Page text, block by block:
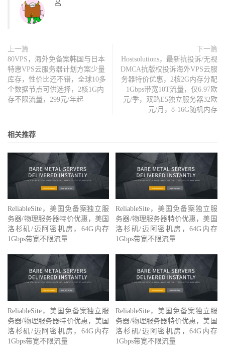
上一篇
80VPS，海外免备案韩国与日本
特惠VPS云服务器计划方案少量
库存，性价比还不错，全球10多
个数据节点可供选择，2核1G内
存不限流量，299元/年起
下一篇
Hostsolutions，最新抗投诉/无视
DMCA抗版权投诉海外VPS云服
务器特价优惠，2核2G内存分配
1Gbps带宽10T流量，仅6.97欧
元/季，双路E5独立服务器32欧
元/月，8-16G随机内存
相关推荐
ReliableSite，美国免备案独立服
务器/物理服务器特价优惠，美国
洛杉矶/迈阿密机房，64G内存
1Gbps带宽不限流量
ReliableSite，美国免备案独立服
务器/物理服务器特价优惠，美国
洛杉矶/迈阿密机房，64G内存
1Gbps带宽不限流量
ReliableSite，美国免备案独立服
务器/物理服务器特价优惠，美国
洛杉矶/迈阿密机房，64G内存
1Gbps带宽不限流量
ReliableSite，美国免备案独立服
务器/物理服务器特价优惠，美国
洛杉矶/迈阿密机房，64G内存
1Gbps带宽不限流量